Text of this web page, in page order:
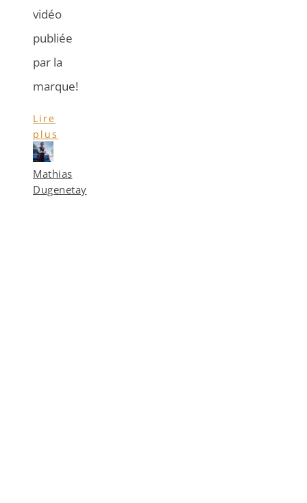
vidéo
publiée
par la
marque!
Lire
plus
Mathias
Dugenetay